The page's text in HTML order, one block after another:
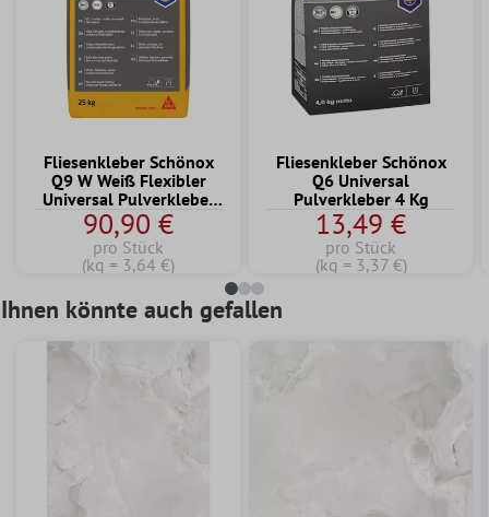
Fliesenkleber Schönox
Q9 W Weiß Flexibler
Universal Pulverkleber
25 KG
90,90 €
pro Stück
(kg = 3,64 €)
Fliesenkleber Schönox
Q6 Universal
Pulverkleber 4 Kg
13,49 €
pro Stück
(kg = 3,37 €)
Ihnen könnte auch gefallen